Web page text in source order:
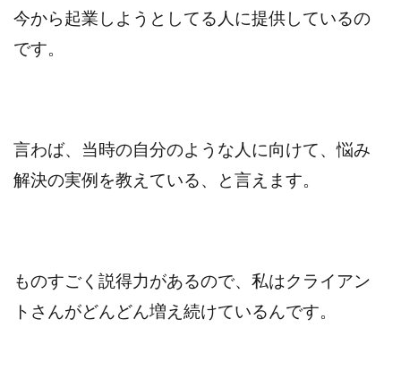
今から起業しようとしてる人に提供しているの
です。
言わば、当時の自分のような人に向けて、悩み
解決の実例を教えている、と言えます。
ものすごく説得力があるので、私はクライアン
トさんがどんどん増え続けているんです。